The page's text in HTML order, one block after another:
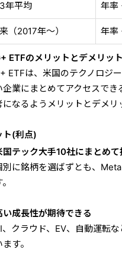
年平均 年率
（2017年〜） 年率
ETFのメリットとデメリット
ETFは、米国のテクノロジ
企業にまとめてアクセスで
になるようメリットとデメリ
ト(利点)
国テック大手10社にまとめ
別に銘柄を選ばずとも、
い成長性が期待できる
、クラウド、EV、自動運転
ます。